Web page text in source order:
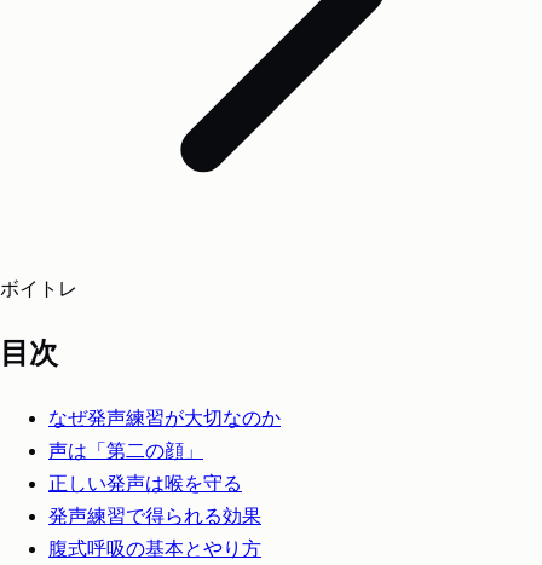
ボイトレ
目次
なぜ発声練習が大切なのか
声は「第二の顔」
正しい発声は喉を守る
発声練習で得られる効果
腹式呼吸の基本とやり方